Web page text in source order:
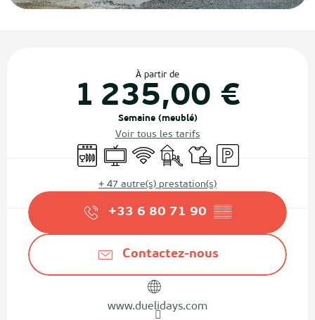
À partir de
1 235,00 €
Semaine (meublé)
Voir tous les tarifs
Lave vaisselle
Télévision
WiFi Jeux pour enfants / Espace
Draps et linge
Parking
+ 47 autre(s) prestation(s)
+33 6 80 71 90 ▒▒
Contactez-nous
www.duelidays.com